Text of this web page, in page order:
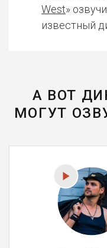
West»
известный
А ВОТ
МОГУТ